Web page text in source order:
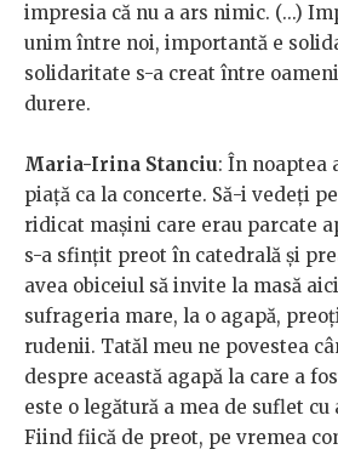
impresia că nu a ars nimic. (...)
unim între noi, importantă e
solidaritate s-a creat între
durere.
Maria-Irina Stanciu: În noaptea
piață ca la concerte. Să-i vedeți
ridicat mașini care erau parcate
s-a sfințit preot în catedrală și
avea obiceiul să invite la masă
sufrageria mare, la o agapă,
rudenii. Tatăl meu ne povestea
despre această agapă la care a
este o legătură a mea de suflet cu
Fiind fiică de preot, pe vremea